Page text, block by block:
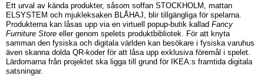
Ett urval av kända produkter, såsom soffan STOCKHOLM, mattan
ELSYSTEM och mjukleksaken BLÅHAJ, blir tillgängliga för spelarna.
Produkterna kan låsas upp via en virtuell popup-butik kallad Fancy
Furniture Store eller genom spelets produktbibliotek. För att knyta
samman den fysiska och digitala världen kan besökare i fysiska varuhus
även skanna dolda QR-koder för att låsa upp exklusiva föremål i spelet.
Lärdomarna från projektet ska ligga till grund för IKEA:s framtida digitala
satsningar.